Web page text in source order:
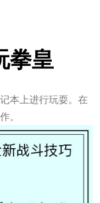
拳皇
本上进行玩耍。在
。